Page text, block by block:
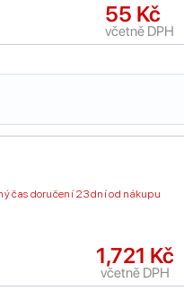
55 Kč
včetně DPH
čas doručení 23 dní od nákupu
1,721 Kč
včetně DPH